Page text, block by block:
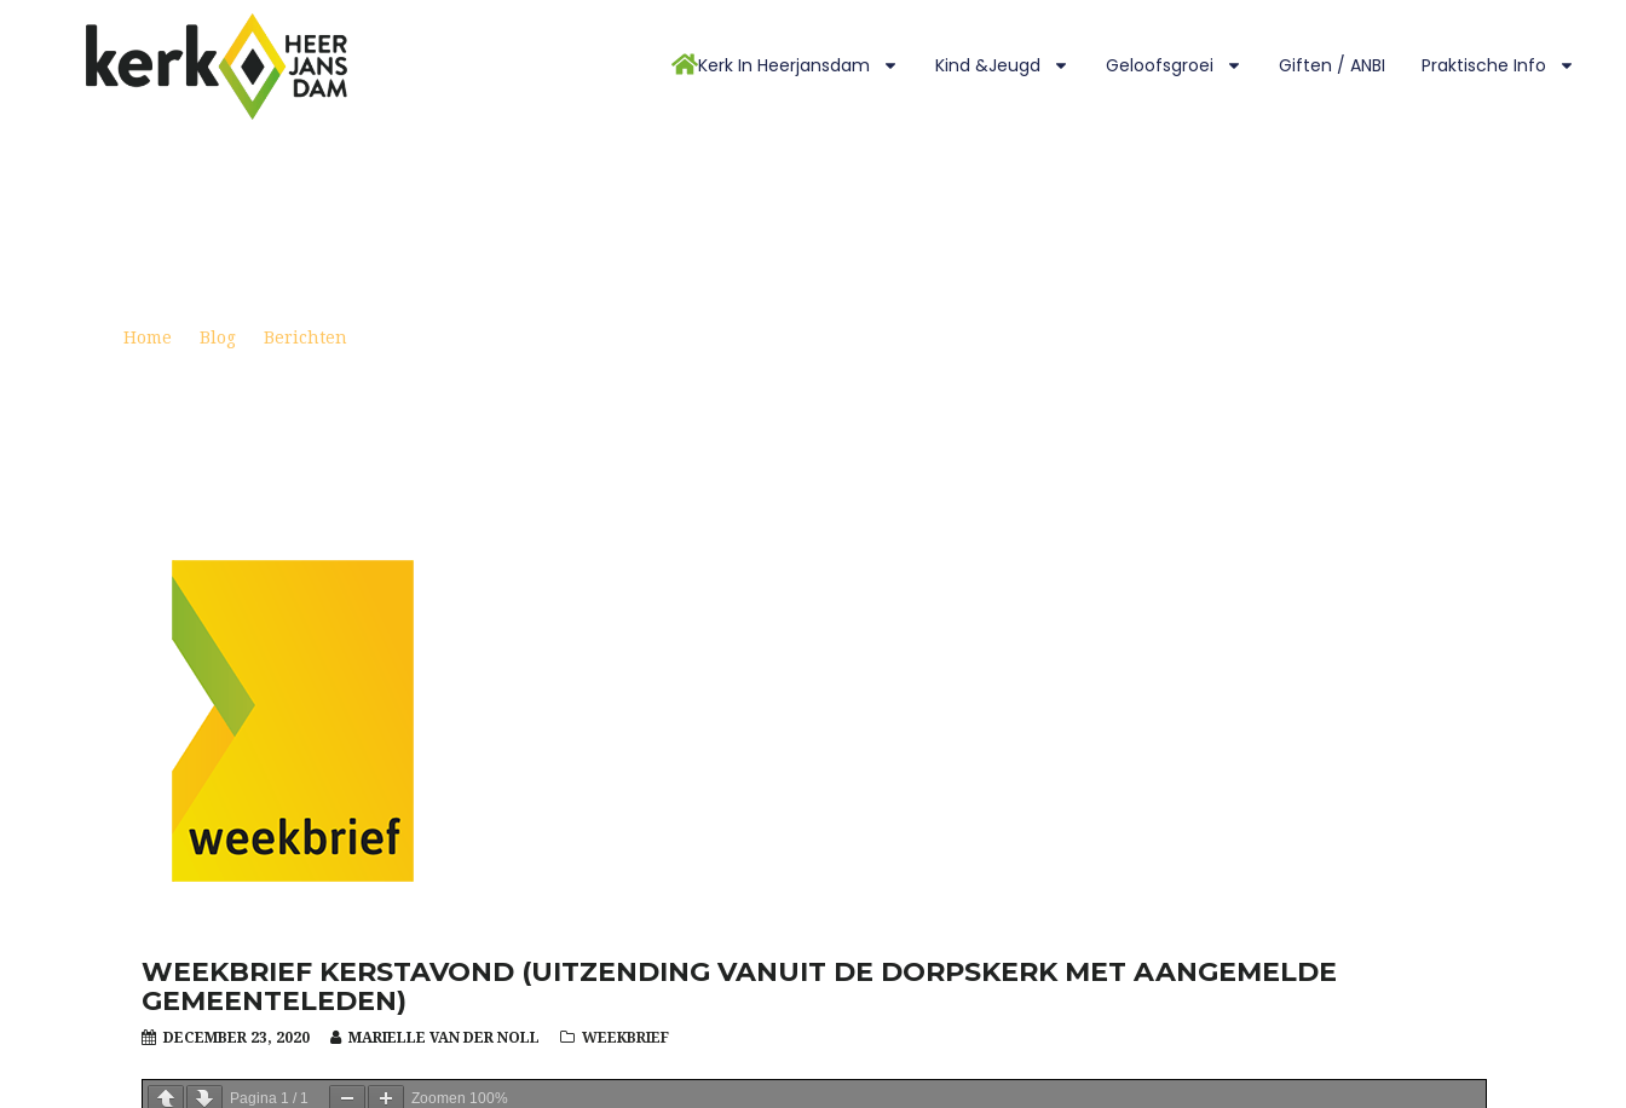
Kerk In Heerjansdam Kind &Jeugd Geloofsgroei Giften / ANBI Praktische Info
Home Blog Berichten
WEEKBRIEF KERSTAVOND (UITZENDING VANUIT DE DORPSKERK MET AANGEMELDE
GEMEENTELEDEN)
DECEMBER 23, 2020 MARIELLE VAN DER NOLL WEEKBRIEF
Pagina 1 / 1 Zoomen 100%